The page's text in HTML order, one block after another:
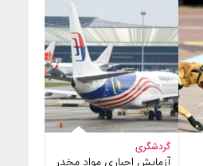
گردشگری
آزمایش اجباری مواد مخدر